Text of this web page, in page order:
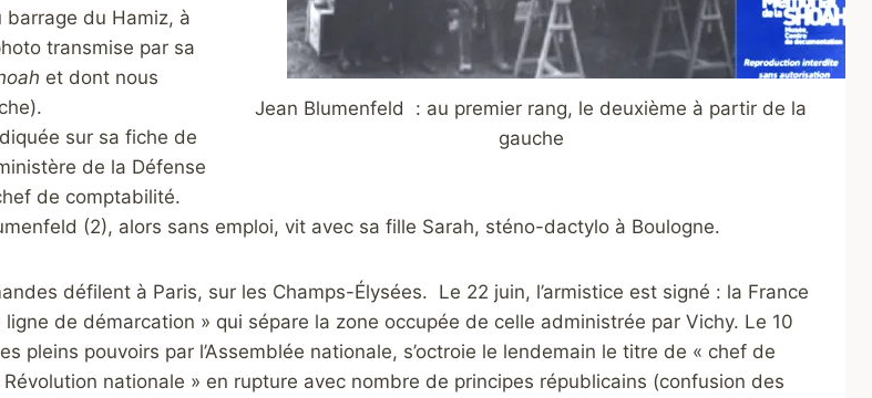
Jean Blumenfeld : au premier rang, le deuxième à partir de la
gauche
du Hamiz, à
transmise par sa
et dont nous
sur sa fiche de
de la Défense
de comptabilité.
(2), alors sans emploi, vit avec sa fille Sarah, sténo-dactylo à Boulogne.
défilent à Paris, sur les Champs-Élysées. Le 22 juin, l’armistice est signé : la France
de démarcation » qui sépare la zone occupée de celle administrée par Vichy. Le 10
pleins pouvoirs par l’Assemblée nationale, s’octroie le lendemain le titre de « chef de
Révolution nationale » en rupture avec nombre de principes républicains (confusion des